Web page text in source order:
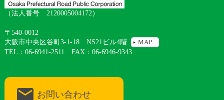
（法人番号 2120005004172）
〒540-0012
大阪市中央区谷町3-1-18 NS21ビル4階
MAP
TEL：06-6941-2511 FAX：06-6946-9343
お問い合わせ